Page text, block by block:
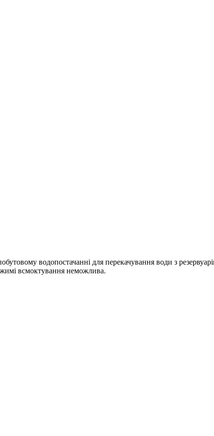
водопостачанні для перекачування води з
всмоктування неможлива.